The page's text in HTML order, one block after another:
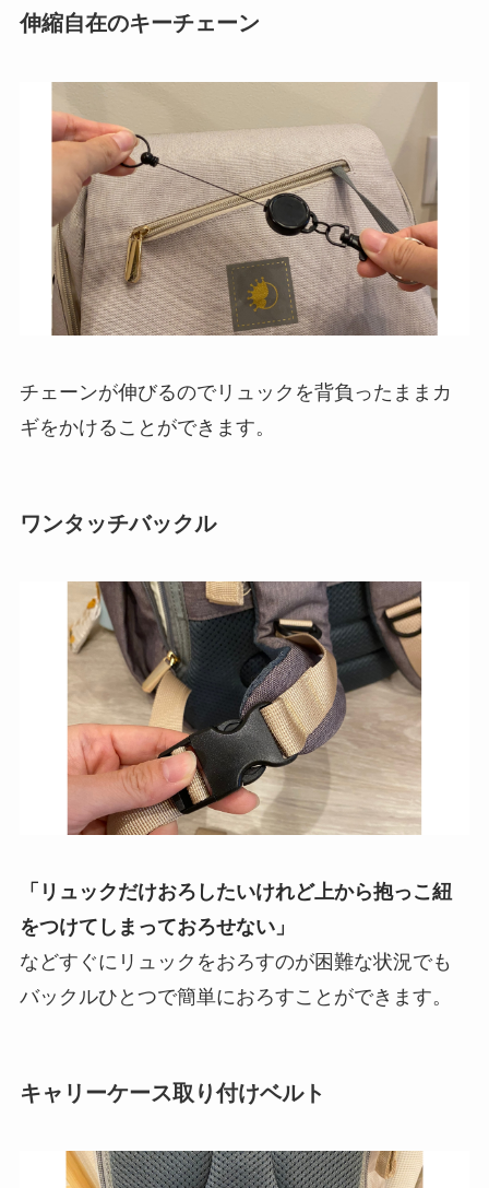
伸縮自在のキーチェーン
チェーンが伸びるのでリュックを背負ったままカ
ギをかけることができます。
ワンタッチバックル
「リュックだけおろしたいけれど上から抱っこ紐
をつけてしまっておろせない」
などすぐにリュックをおろすのが困難な状況でも
バックルひとつで簡単におろすことができます。
キャリーケース取り付けベルト